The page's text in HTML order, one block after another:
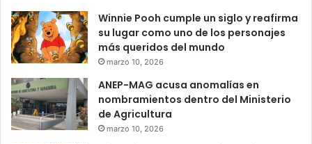
Winnie Pooh cumple un siglo y reafirma
su lugar como uno de los personajes
más queridos del mundo
marzo 10, 2026
ANEP-MAG acusa anomalías en
nombramientos dentro del Ministerio
de Agricultura
marzo 10, 2026